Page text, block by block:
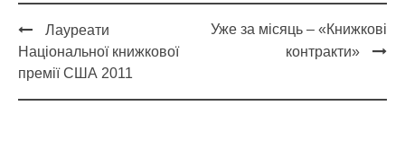
Post
navigation
Лауреати
Національної книжкової
премії США 2011
Уже за місяць – «Книжкові
контракти»